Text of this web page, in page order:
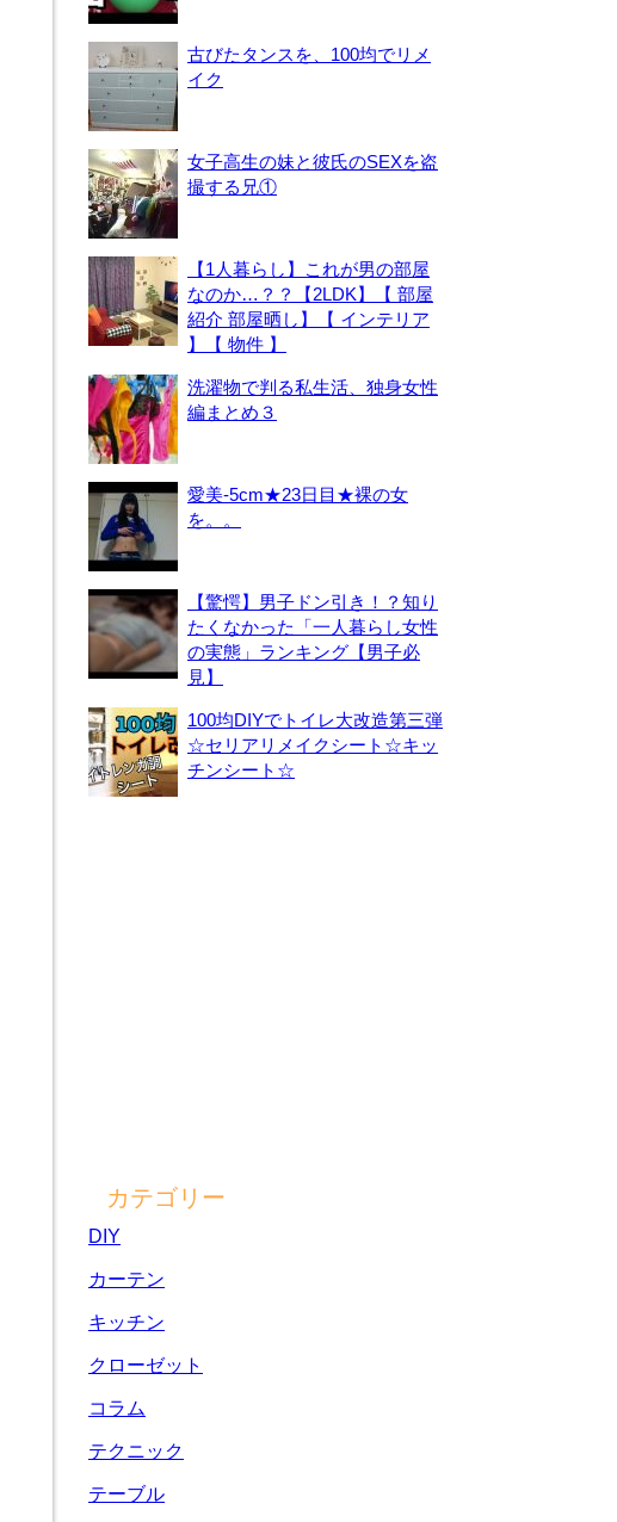
古びたタンスを、100均でリメ
イク
女子高生の妹と彼氏のSEXを盗
撮する兄①
【1人暮らし】これが男の部屋
なのか…？？【2LDK】【 部屋
紹介 部屋晒し】【 インテリア
】【 物件 】
洗濯物で判る私生活、独身女性
編まとめ３
愛美-5cm★23日目★裸の女
を。。
【驚愕】男子ドン引き！？知り
たくなかった「一人暮らし女性
の実態」ランキング【男子必
見】
100均DIYでトイレ大改造第三弾
☆セリアリメイクシート☆キッ
チンシート☆
カテゴリー
DIY
カーテン
キッチン
クローゼット
コラム
テクニック
テーブル